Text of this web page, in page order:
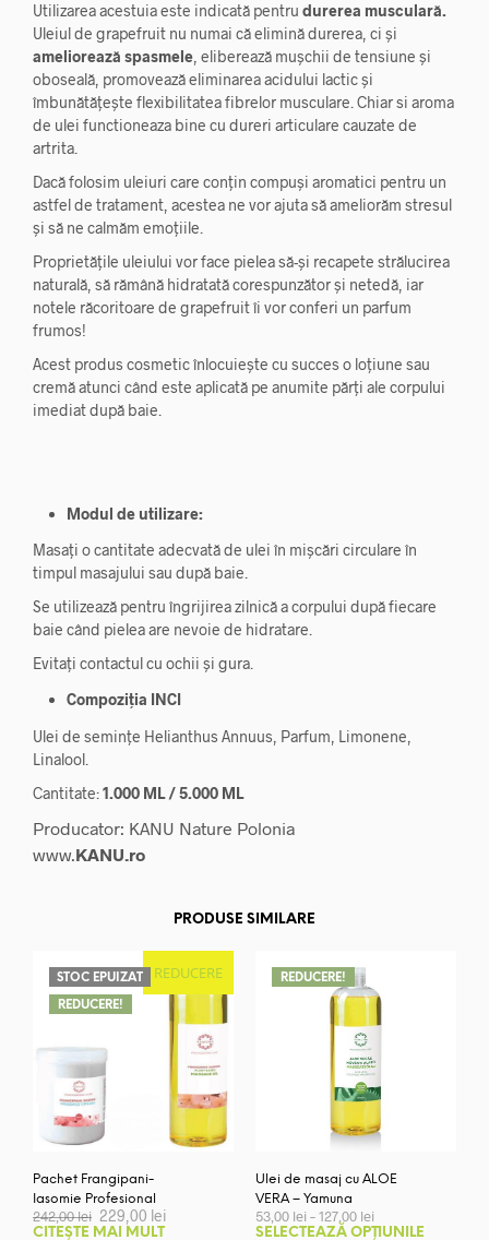
Utilizarea acestuia este indicată pentru durerea musculară.
Uleiul de grapefruit nu numai că elimină durerea, ci și
ameliorează spasmele , eliberează mușchii de tensiune și
oboseală, promovează eliminarea acidului lactic și
îmbunătățește flexibilitatea fibrelor musculare. Chiar si aroma
de ulei functioneaza bine cu dureri articulare cauzate de
artrita.
Dacă folosim uleiuri care conțin compuși aromatici pentru un
astfel de tratament, acestea ne vor ajuta să ameliorăm stresul
și să ne calmăm emoțiile.
Proprietățile uleiului vor face pielea să-și recapete strălucirea
naturală, să rămână hidratată corespunzător și netedă, iar
notele răcoritoare de grapefruit îi vor conferi un parfum
frumos!
Acest produs cosmetic înlocuiește cu succes o loțiune sau
cremă atunci când este aplicată pe anumite părți ale corpului
imediat după baie.
Modul de utilizare:
Masați o cantitate adecvată de ulei în mișcări circulare în
timpul masajului sau după baie.
Se utilizează pentru îngrijirea zilnică a corpului după fiecare
baie când pielea are nevoie de hidratare.
Evitați contactul cu ochii și gura.
Compoziția INCI
Ulei de semințe Helianthus Annuus, Parfum, Limonene,
Linalool.
Cantitate:1.000 ML / 5.000 ML
Producator: KANU Nature Polonia
www. KANU.ro
PRODUSE SIMILARE
REDUCERE
REDUCERE!
STOC EPUIZAT
Pachet Frangipani-
Iasomie Profesional
242,00lei Prețul
inițial
229,00 lei
CITEȘTE MAI MULT
REDUCERE!
Ulei de masaj cu ALOE
VERA – Yamuna
53,00 lei –127,00 lei
de
SELECTEAZĂ OPȚIUNILE